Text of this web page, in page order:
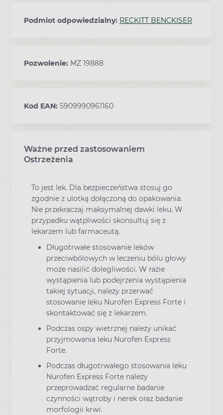
Podmiot odpowiedzialny: RECKITT BENCKISER
Pozwolenie: MZ 19888
Kod EAN: 5909990961160
Ważne przed zastosowaniem
Ostrzeżenia
To jest lek. Dla bezpieczeństwa stosuj go
zgodnie z ulotką dołączoną do opakowania.
Nie przekraczaj maksymalnej dawki leku. W
przypadku wątpliwości skonsultuj się z
lekarzem lub farmaceutą.
Długotrwałe stosowanie leków
przeciwbólowych w leczeniu bólu głowy
może nasilić dolegliwości. W razie
wystąpienia lub podejrzenia wystąpienia
takiej sytuacji, należy przerwać
stosowanie leku Nurofen Express Forte i
skontaktować się z lekarzem.
Podczas ospy wietrznej należy unikać
przyjmowania leku Nurofen Express
Forte.
Podczas długotrwałego stosowania leku
Nurofen Express Forte należy
przeprowadzać regularne badanie
czynności wątroby i nerek oraz badanie
morfologii krwi.